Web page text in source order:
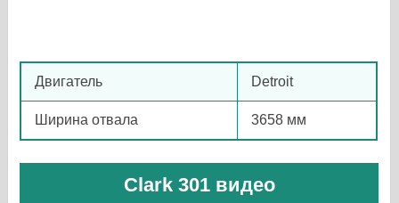
Двигатель Detroit
Ширина отвала 3658 мм
Clark 301 видео